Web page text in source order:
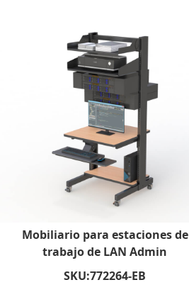
Mobiliario para estaciones de
trabajo de LAN Admin
SKU:772264-EB